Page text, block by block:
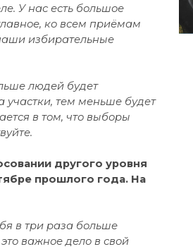
У нас есть большое
ко всем приёмам
избирательные
людей будет
участки, тем меньше будет
в том, что выборы
другого уровня
прошлого года. На
в три раза больше
важное дело в свой